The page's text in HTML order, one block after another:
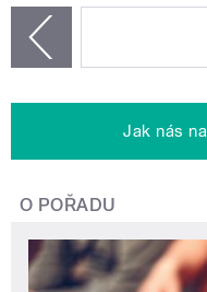
Jak nás
O POŘADU